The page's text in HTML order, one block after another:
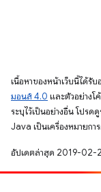
เนื้อหาของหน้าเว็บนี้ได้รั
มอนส์ 4.0 และตัวอย่างโ
ระบุไว้เป็นอย่างอื่น โปรด
Java เป็นเครื่องหมายก
อัปเดตล่าสุด 2019-02-